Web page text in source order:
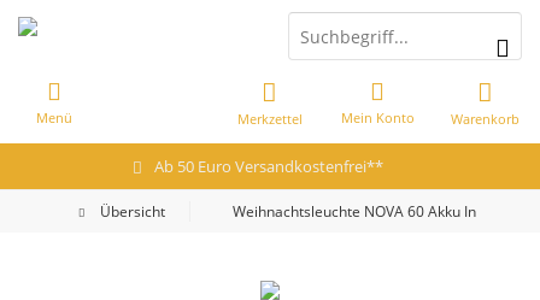
Ab 50 Euro Versandkostenfrei**
Warenkorb
Merkzettel Mein Konto
Menü
Übersicht Weihnachtsleuchte NOVA 60 Akku